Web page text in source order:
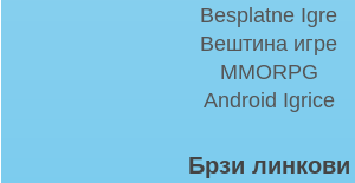
Besplatne Igre
Вештина игре
MMORPG
Android Igrice
Брзи линкови